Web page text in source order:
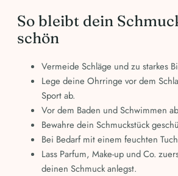
So bleibt dein
schön
Vermeide Schläge und zu starkes
Lege deine Ohrringe vor dem
Sport ab.
Vor dem Baden und Schwimmen
Bewahre dein Schmuckstück
Bei Bedarf mit einem feuchten
Lass Parfum, Make-up und Co.
deinen Schmuck anlegst.